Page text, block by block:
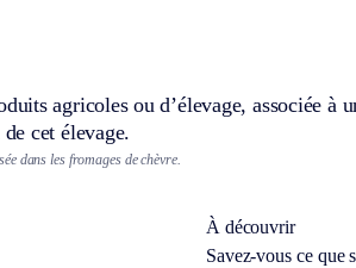
agricoles ou d’élevage, associée à
cet élevage.
dans les fromages de chèvre.
À découvrir
Savez-vous ce